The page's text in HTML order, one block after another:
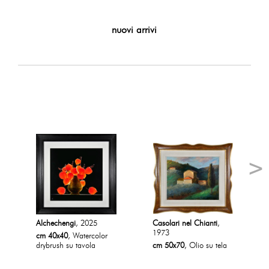
nuovi arrivi
Alchechengi, 2025
cm 40x40, Watercolor
drybrush su tavola
Casolari nel Chianti,
1973
cm 50x70, Olio su tela